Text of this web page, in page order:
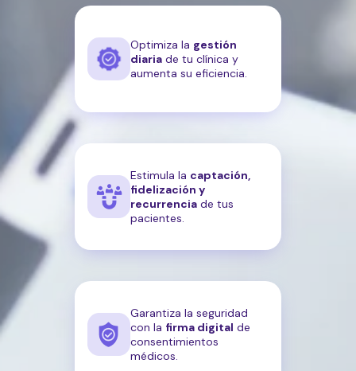
Optimiza la gestión
diaria de tu clínica y
aumenta su eficiencia.
Estimula la captación,
fidelización y
recurrencia de tus
pacientes.
Garantiza la seguridad
con la firma digital de
consentimientos
médicos.